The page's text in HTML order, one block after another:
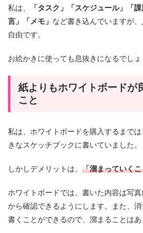
私は、
「タスク」「スケジュール」「
言」「メモ」 など書き込んでいますが
自由です。
お絵かきに使っても息抜きになるでしょ
紙よりもホワイトボードが
こと
私は、ホワイトボードを購入するまで
きなスケッチブックに書いていました。
しかしデメリットは、 「溜まっていく
ホワイトボードでは、書いた内容は写
から確認できるようにします。また、
書くことができるので、溜まることはあ